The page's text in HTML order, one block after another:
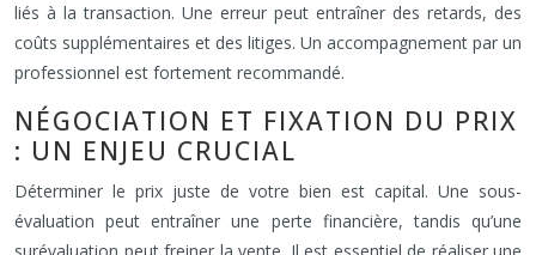
liés à la transaction. Une erreur peut entraîner des retards, des
coûts supplémentaires et des litiges. Un accompagnement par un
professionnel est fortement recommandé.
NÉGOCIATION ET FIXATION DU PRIX
: UN ENJEU CRUCIAL
Déterminer le prix juste de votre bien est capital. Une sous-
évaluation peut entraîner une perte financière, tandis qu’une